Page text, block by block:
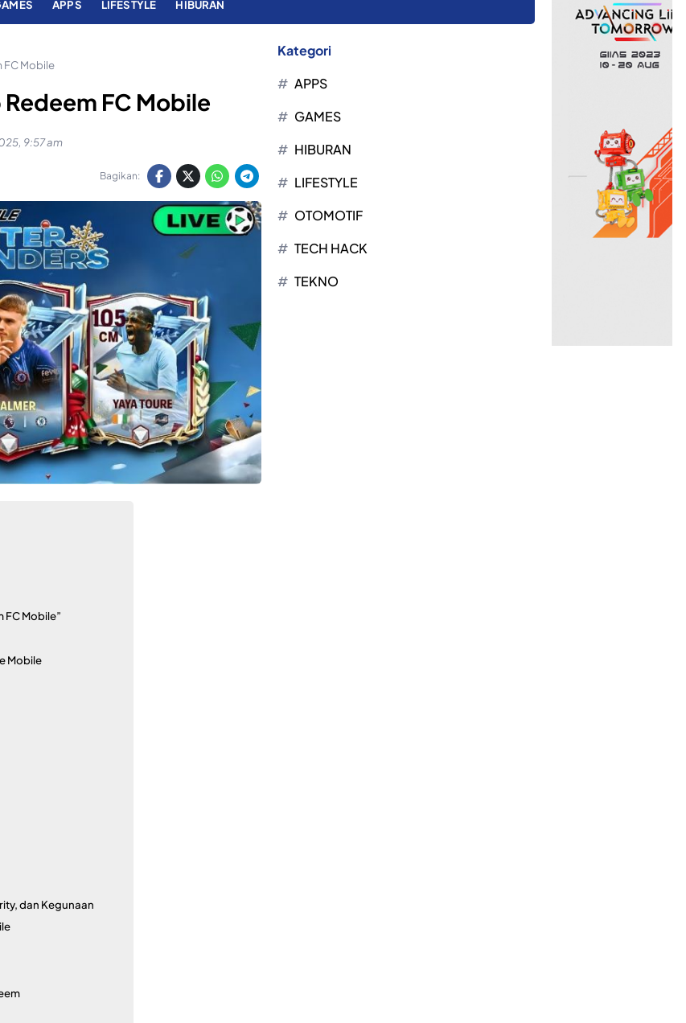
APPS LIFESTYLE HIBURAN
FC Mobile
FC Mobile
9:57 am
Bagikan:
FC Mobile”
Mobile
dan Kegunaan
Kategori
APPS
GAMES
HIBURAN
LIFESTYLE
OTOMOTIF
TECH HACK
TEKNO